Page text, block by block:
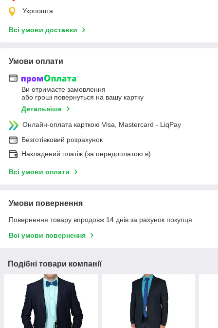
Укрпошта
Всі умови доставки
Умови оплати
Ви отримаєте замовлення
або гроші повернуться на вашу картку
Детальніше
Онлайн-оплата карткою Visa, Mastercard - LiqPay
Безготівковий розрахунок
Накладений платіж (за передоплатою в)
Всі умови оплати
Умови повернення
Повернення товару впродовж 14 днів за рахунок покупця
Всі умови повернення
Подібні товари компанії